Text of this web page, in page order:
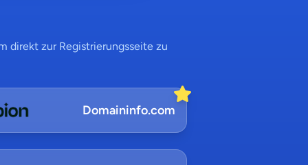
direkt zur Registrierungsseite zu
Domaininfo.com